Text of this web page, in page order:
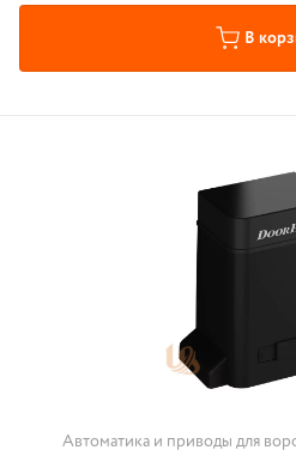
В
Автоматика и приводы для